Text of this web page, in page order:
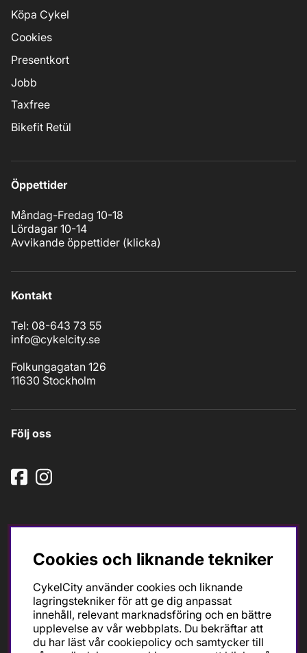
Köpa Cykel
Cookies
Presentkort
Jobb
Taxfree
Bikefit Retül
Öppettider
Måndag-Fredag 10-18
Lördagar 10-14
Avvikande öppettider (klicka)
Kontakt
Tel: 08-643 73 55
info@cykelcity.se
Folkungagatan 126
11630 Stockholm
Följ oss
Ska du köpa cykel för träning och tävling så är det till
oss du ska vända dig. Racer, gravel, triathlon och MTB.
Vi är en mycket personlig cykelaffär med hög
servicegrad och alla vi som jobbar är inbitna cyklister
med stor passion, erfarenhet och kunskap om cykling
och dess produkter. Gör din bästa cykelaffär på
Cookies och liknande tekniker
CykelCity använder cookies och liknande
lagringstekniker för att ge dig anpassat
innehåll, relevant marknadsföring och en bättre
upplevelse av vår webbplats. Du bekräftar att
du har läst vår cookiepolicy och samtycker till